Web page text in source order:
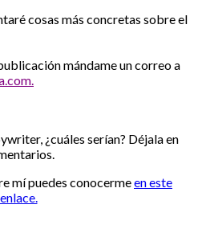
cosas más concretas sobre el
mándame un correo a
¿cuáles serían? Déjala en
mí puedes conocermeen este
enlace.